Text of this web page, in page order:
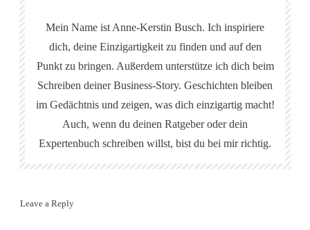
Mein Name ist Anne-Kerstin Busch. Ich inspiriere
dich, deine Einzigartigkeit zu finden und auf den
Punkt zu bringen. Außerdem unterstütze ich dich beim
Schreiben deiner Business-Story. Geschichten bleiben
im Gedächtnis und zeigen, was dich einzigartig macht!
Auch, wenn du deinen Ratgeber oder dein
Expertenbuch schreiben willst, bist du bei mir richtig.
Leave a Reply